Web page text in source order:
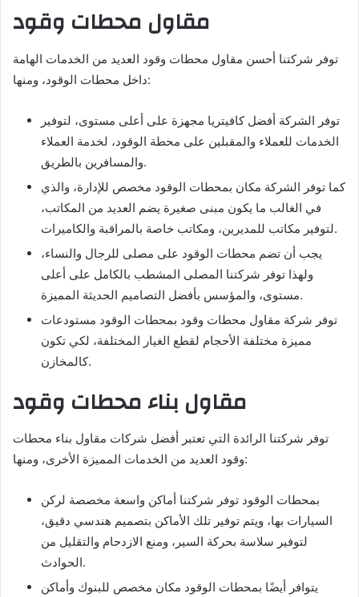
مقاول محطات وقود
توفر شركتنا أحسن مقاول محطات وقود العديد من الخدمات الهامة
داخل محطات الوقود، ومنها:
توفر الشركة أفضل كافيتريا مجهزة على أعلى مستوى، لتوفير
الخدمات للعملاء والمقبلين على محطة الوقود، لخدمة العملاء
والمسافرين بالطريق.
كما توفر الشركة مكان بمحطات الوقود مخصص للإدارة، والذي
في الغالب ما يكون مبنى صغيرة يضم العديد من المكاتب،
لتوفير مكاتب للمديرين، ومكاتب خاصة بالمراقبة والكاميرات.
يجب أن تضم محطات الوقود على مصلى للرجال والنساء،
ولهذا توفر شركتنا المصلى المشطب بالكامل على أعلى
مستوى، والمؤسس بأفضل التصاميم الحديثة المميزة.
توفر شركة مقاول محطات وقود بمحطات الوقود مستودعات
مميزة مختلفة الأحجام لقطع الغيار المختلفة، لكي تكون
كالمخازن.
مقاول بناء محطات وقود
توفر شركتنا الرائدة التي تعتبر أفضل شركات مقاول بناء محطات
وقود العديد من الخدمات المميزة الأخرى، ومنها:
بمحطات الوقود توفر شركتنا أماكن واسعة مخصصة لركن
السيارات بها، ويتم توفير تلك الأماكن بتصميم هندسي دقيق،
لتوفير سلاسة بحركة السير، ومنع الازدحام والتقليل من
الحوادث.
يتوافر أيضًا بمحطات الوقود مكان مخصص للبنوك وأماكن